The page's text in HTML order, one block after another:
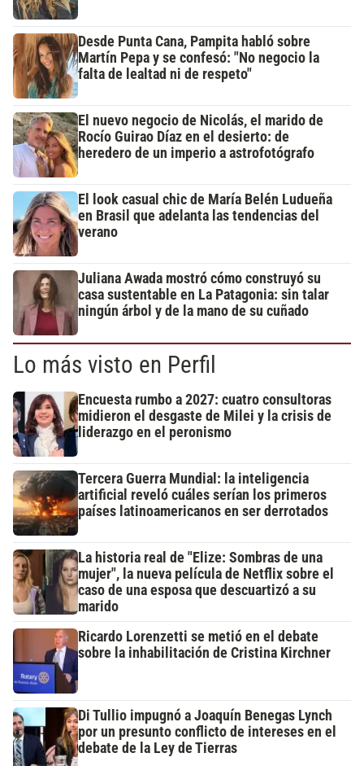
Desde Punta Cana, Pampita habló sobre
Martín Pepa y se confesó: "No negocio la
falta de lealtad ni de respeto"
El nuevo negocio de Nicolás, el marido de
Rocío Guirao Díaz en el desierto: de
heredero de un imperio a astrofotógrafo
El look casual chic de María Belén Ludueña
en Brasil que adelanta las tendencias del
verano
Juliana Awada mostró cómo construyó su
casa sustentable en La Patagonia: sin talar
ningún árbol y de la mano de su cuñado
Lo más visto en Perfil
Encuesta rumbo a 2027: cuatro consultoras
midieron el desgaste de Milei y la crisis de
liderazgo en el peronismo
Tercera Guerra Mundial: la inteligencia
artificial reveló cuáles serían los primeros
países latinoamericanos en ser derrotados
La historia real de "Elize: Sombras de una
mujer", la nueva película de Netflix sobre el
caso de una esposa que descuartizó a su
marido
Ricardo Lorenzetti se metió en el debate
sobre la inhabilitación de Cristina Kirchner
Di Tullio impugnó a Joaquín Benegas Lynch
por un presunto conflicto de intereses en el
debate de la Ley de Tierras